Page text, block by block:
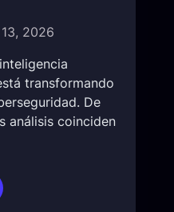
2026
transformando
De
análisis coinciden